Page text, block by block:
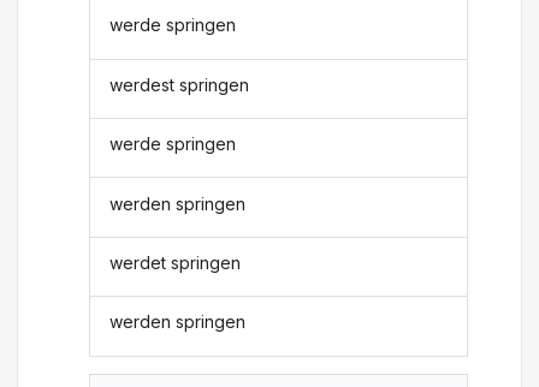
werde springen
werdest springen
werde springen
werden springen
werdet springen
werden springen